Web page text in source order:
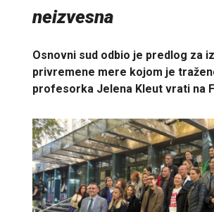
neizvesna
Osnovni sud odbio je predlog za
privremene mere kojom je
profesorka Jelena Kleut vrati na